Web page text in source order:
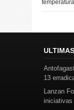
13
Lanzan
iniciativas